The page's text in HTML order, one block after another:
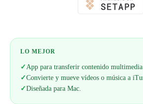
LO MEJOR
✓App para transferir contenido
✓Convierte y mueve vídeos o música a
✓Diseñada para Mac.